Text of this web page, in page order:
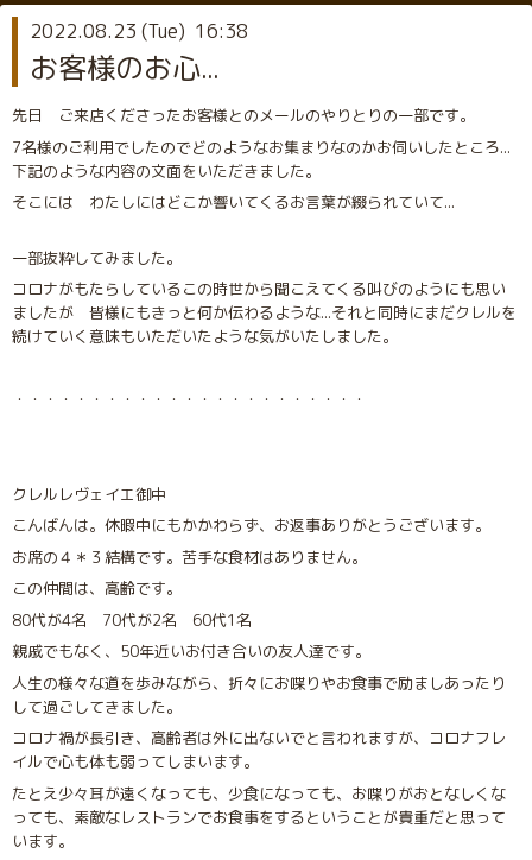
2022.08.23 (Tue) 16:38
お客様のお心...
先日 ご来店くださったお客様とのメールのやりとりの一部です。
7名様のご利用でしたのでどのようなお集まりなのかお伺いしたところ...
下記のような内容の文面をいただきました。
そこには わたしにはどこか響いてくるお言葉が綴られていて...
一部抜粋してみました。
コロナがもたらしているこの時世から聞こえてくる叫びのようにも思い
ましたが 皆様にもきっと何か伝わるような...それと同時にまだクレルを
続けていく意味もいただいたような気がいたしました。
・・・・・・・・・・・・・・・・・・・・・・・
クレルレヴェイエ御中
こんばんは。休暇中にもかかわらず、お返事ありがとうございます。
お席の４＊３結構です。苦手な食材はありません。
この仲間は、高齢です。
80代が4名 70代が2名 60代1名
親戚でもなく、50年近いお付き合いの友人達です。
人生の様々な道を歩みながら、折々にお喋りやお食事で励ましあったり
して過ごしてきました。
コロナ禍が長引き、高齢者は外に出ないでと言われますが、コロナフレ
イルで心も体も弱ってしまいます。
たとえ少々耳が遠くなっても、少食になっても、お喋りがおとなしくな
っても、素敵なレストランでお食事をするということが貴重だと思って
います。